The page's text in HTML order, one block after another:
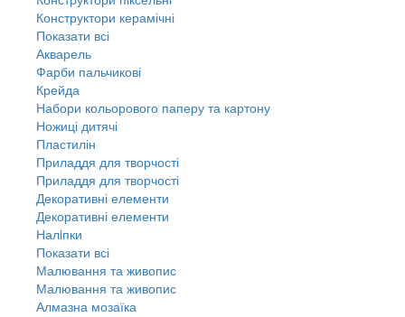
Конструктори керамічні
Показати всі
Акварель
Фарби пальчикові
Крейда
Набори кольорового паперу та картону
Ножиці дитячі
Пластилін
Приладдя для творчості
Приладдя для творчості
Декоративні елементи
Декоративні елементи
Налiпки
Показати всі
Малювання та живопис
Малювання та живопис
Алмазна мозаїка